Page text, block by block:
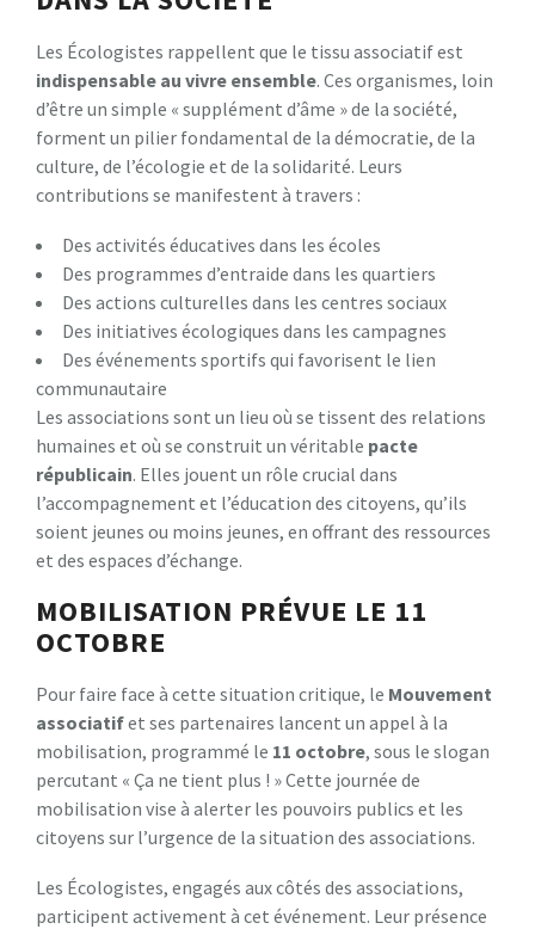
Les Écologistes rappellent que le tissu associatif est
indispensable au vivre ensemble. Ces organismes, loin
d’être un simple « supplément d’âme » de la société,
forment un pilier fondamental de la démocratie, de la
culture, de l’écologie et de la solidarité. Leurs
contributions se manifestent à travers :
Des activités éducatives dans les écoles
Des programmes d’entraide dans les quartiers
Des actions culturelles dans les centres sociaux
Des initiatives écologiques dans les campagnes
Des événements sportifs qui favorisent le lien
communautaire
Les associations sont un lieu où se tissent des relations
humaines et où se construit un véritable pacte
républicain. Elles jouent un rôle crucial dans
l’accompagnement et l’éducation des citoyens, qu’ils
soient jeunes ou moins jeunes, en offrant des ressources
et des espaces d’échange.
MOBILISATION PRÉVUE LE 11
OCTOBRE
Pour faire face à cette situation critique, le Mouvement
associatifet ses partenaires lancent un appel à la
mobilisation, programmé le 11 octobre, sous le slogan
percutant « Ça ne tient plus ! » Cette journée de
mobilisation vise à alerter les pouvoirs publics et les
citoyens sur l’urgence de la situation des associations.
Les Écologistes, engagés aux côtés des associations,
participent activement à cet événement. Leur présence